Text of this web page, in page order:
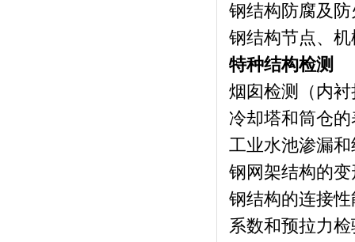
钢结构防腐及
钢结构节点、
特种结构检测
烟囱检测（内
冷却塔和筒仓
工业水池渗漏
钢网架结构的
钢结构的连接
系数和预拉力